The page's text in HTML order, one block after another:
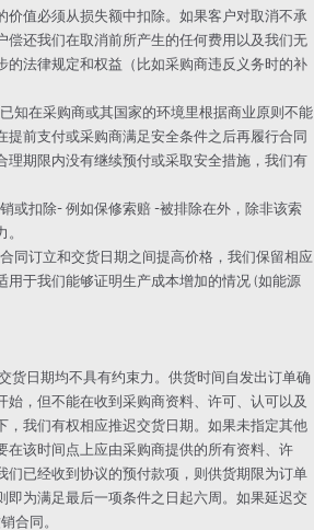
价值必须从损失额中扣除。如果客户对取消不承
偿还我们在取消前所产生的任何费用以及我们无
的法律规定和权益（比如采购商违反义务时的补
知在采购商或其国家的环境里根据商业原则不能
提前支付或采购商满足安全条件之后再履行合同
理期限内没有继续预付或采取安全措施，我们有
或扣除- 例如保修索赔 -被排除在外，除非该索
同订立和交货日期之间提高价格，我们保留相应
用于我们能够证明生产成本增加的情况 (如能源
货日期均不具有约束力。供货时间自发出订单确
始，但不能在收到采购商资料、许可、认可以及
，我们有权相应推迟交货日期。如果未指定其他
在该时间点上应由采购商提供的所有资料、许
们已经收到协议的预付款项，则供货期限为订单
即为满足最后一项条件之日起六周。如果延迟交
合同。